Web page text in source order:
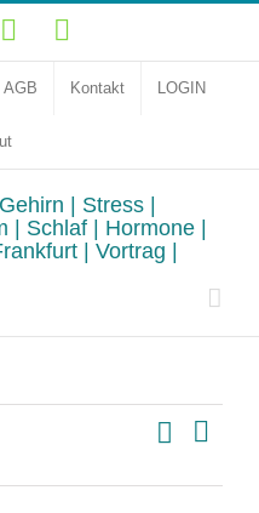
Instagram
AGB Kontakt LOGIN
und
Suche
Tag